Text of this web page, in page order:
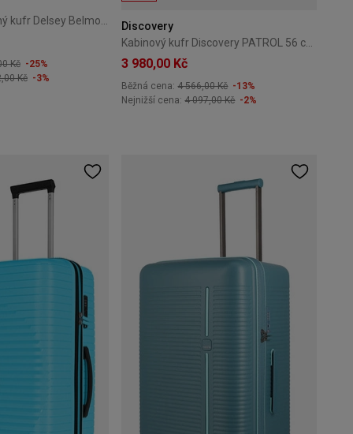
Kč -25%
Kč -3%
Discovery
3 980,00 Kč
Běžná cena:4 566,00 Kč -13%
Nejnižší cena:4 097,00 Kč -2%